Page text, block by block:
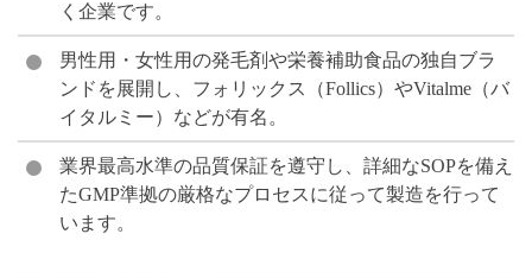
く企業です。
男性用・女性用の発毛剤や栄養補助食品の独自ブラ
ンドを展開し、フォリックス（Follics）やVitalme（バ
イタルミー）などが有名。
業界最高水準の品質保証を遵守し、詳細なSOPを備え
たGMP準拠の厳格なプロセスに従って製造を行って
います。